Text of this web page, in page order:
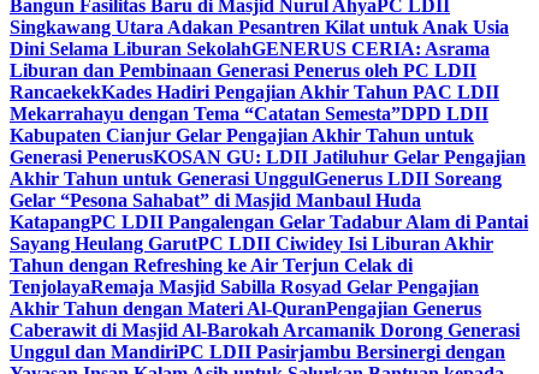
Bangun Fasilitas Baru di Masjid Nurul AhyaPC LDII
Singkawang Utara Adakan Pesantren Kilat untuk Anak Usia
Dini Selama Liburan SekolahGENERUS CERIA: Asrama
Liburan dan Pembinaan Generasi Penerus oleh PC LDII
RancaekekKades Hadiri Pengajian Akhir Tahun PAC LDII
Mekarrahayu dengan Tema “Catatan Semesta”DPD LDII
Kabupaten Cianjur Gelar Pengajian Akhir Tahun untuk
Generasi PenerusKOSAN GU: LDII Jatiluhur Gelar Pengajian
Akhir Tahun untuk Generasi UnggulGenerus LDII Soreang
Gelar “Pesona Sahabat” di Masjid Manbaul Huda
KatapangPC LDII Pangalengan Gelar Tadabur Alam di Pantai
Sayang Heulang GarutPC LDII Ciwidey Isi Liburan Akhir
Tahun dengan Refreshing ke Air Terjun Celak di
TenjolayaRemaja Masjid Sabilla Rosyad Gelar Pengajian
Akhir Tahun dengan Materi Al-QuranPengajian Generus
Caberawit di Masjid Al-Barokah Arcamanik Dorong Generasi
Unggul dan MandiriPC LDII Pasirjambu Bersinergi dengan